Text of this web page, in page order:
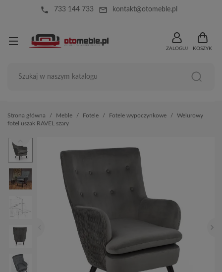
local_phone 733 144 733 mail_outline kontakt@otomeble.pl
ZALOGUJ KOSZYK
Strona główna Meble Fotele Fotele wypoczynkowe
Welurowy
fotel uszak RAVEL szary